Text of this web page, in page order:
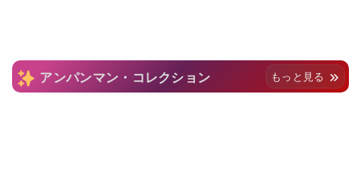
アンパンマン・コレクション もっと見る